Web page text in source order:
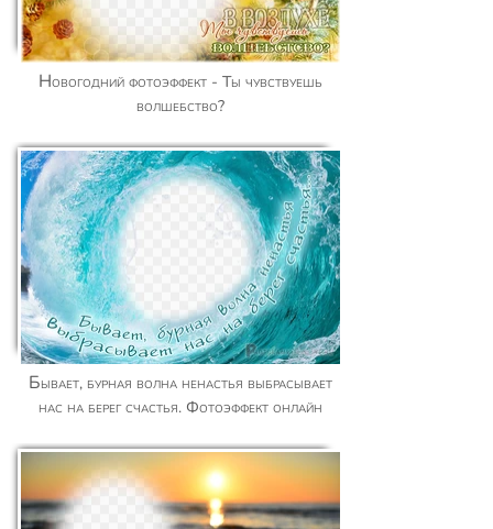
Новогодний фотоэффект - Ты чувствуешь
волшебство?
Бывает, бурная волна ненастья выбрасывает
нас на берег счастья. Фотоэффект онлайн